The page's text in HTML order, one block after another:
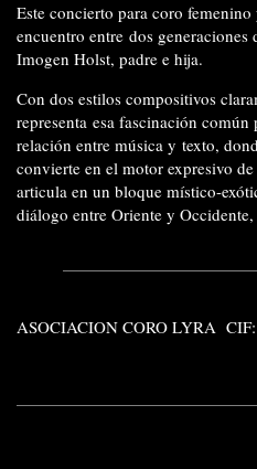
Este concierto para coro
encuentro entre dos
Imogen Holst, padre e hija.
Con dos estilos compositivos
representa esa fascinación
relación entre música y texto,
convierte en el motor expresivo
articula en un bloque místico-
diálogo entre Oriente y
ASOCIACION CORO LYRA